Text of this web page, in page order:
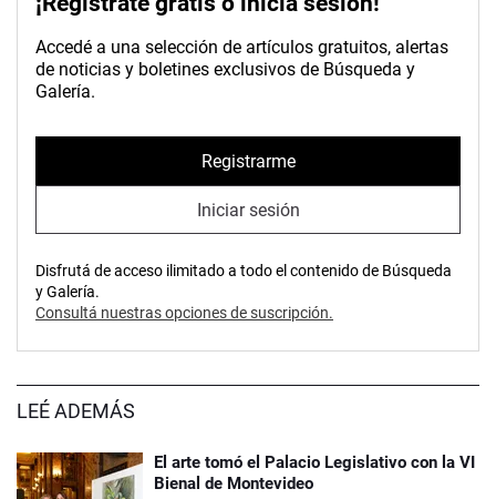
Accedé a una selección de artículos gratuitos, alertas
de noticias y boletines exclusivos de Búsqueda y
Galería.
Registrarme
Iniciar sesión
Disfrutá de acceso ilimitado a todo el contenido de Búsqueda
y Galería.
Consultá nuestras opciones de suscripción.
LEÉ ADEMÁS
El arte tomó el Palacio Legislativo con la VI
Bienal de Montevideo